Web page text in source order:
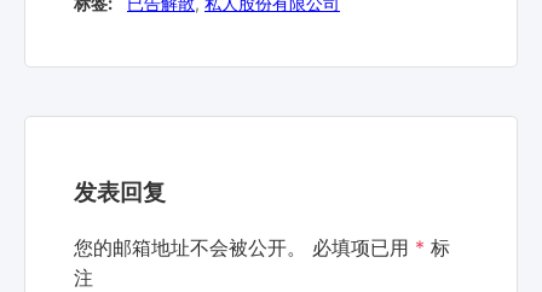
发表回复
您的邮箱地址不会被公开。 必填项已用 * 标
注